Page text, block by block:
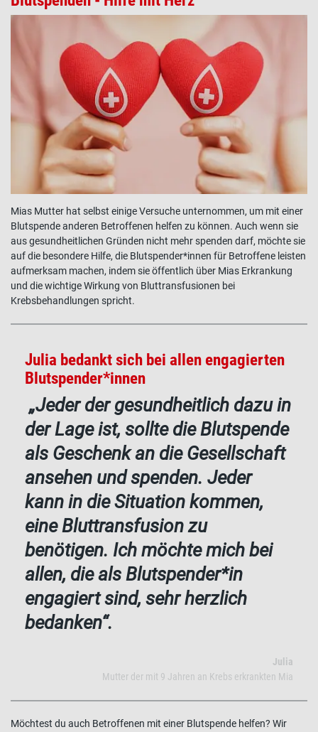
Mias Mutter hat selbst einige Versuche unternommen, um mit einer
Blutspende anderen Betroffenen helfen zu können. Auch wenn sie
aus gesundheitlichen Gründen nicht mehr spenden darf, möchte sie
auf die besondere Hilfe, die Blutspender*innen für Betroffene leisten
aufmerksam machen, indem sie öffentlich über Mias Erkrankung
und die wichtige Wirkung von Bluttransfusionen bei
Krebsbehandlungen spricht.
Julia bedankt sich bei allen engagierten
Blutspender*innen
„Jeder der gesundheitlich dazu in
der Lage ist, sollte die Blutspende
als Geschenk an die Gesellschaft
ansehen und spenden. Jeder
kann in die Situation kommen,
eine Bluttransfusion zu
benötigen. Ich möchte mich bei
allen, die als Blutspender*in
engagiert sind, sehr herzlich
bedanken“.
Julia
Mutter der mit 9 Jahren an Krebs erkrankten Mia
Möchtest du auch Betroffenen mit einer Blutspende helfen? Wir